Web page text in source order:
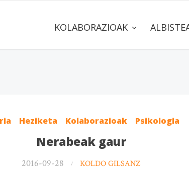
KOLABORAZIOAK
Heziketa Kolaborazioak Psikologia
Nerabeak gaur
2016-09-28 KOLDO GILSANZ